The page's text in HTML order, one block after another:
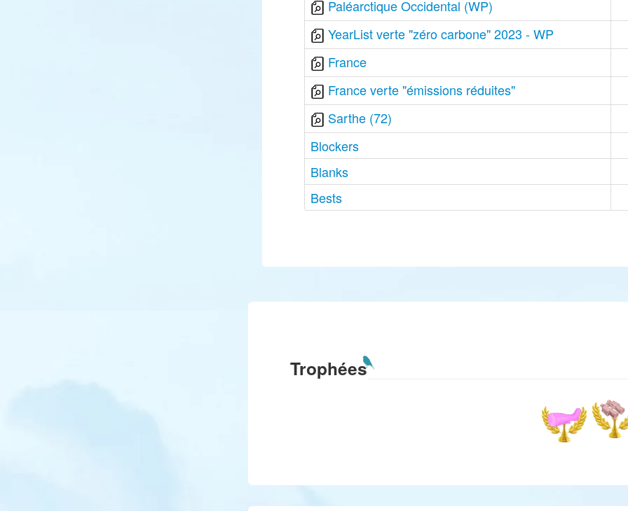
Paléarctique Occidental (WP)
YearList verte "zéro carbone" 2023 - WP
France
France verte "émissions réduites"
Sarthe (72)
Blockers
Blanks
Bests
Trophées